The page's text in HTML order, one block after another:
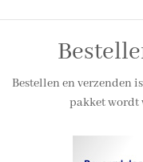
Bestellen en verzenden
pakket wordt